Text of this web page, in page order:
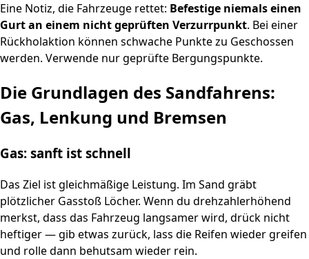
Eine Notiz, die Fahrzeuge rettet: Befestige niemals einen
Gurt an einem nicht geprüften Verzurrpunkt. Bei einer
Rückholaktion können schwache Punkte zu Geschossen
werden. Verwende nur geprüfte Bergungspunkte.
Die Grundlagen des Sandfahrens:
Gas, Lenkung und Bremsen
Gas: sanft ist schnell
Das Ziel ist gleichmäßige Leistung. Im Sand gräbt
plötzlicher Gasstoß Löcher. Wenn du drehzahlerhöhend
merkst, dass das Fahrzeug langsamer wird, drück nicht
heftiger — gib etwas zurück, lass die Reifen wieder greifen
und rolle dann behutsam wieder rein.